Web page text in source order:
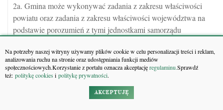
Na potrzeby naszej witryny używamy plików cookie w celu personalizacji treści i reklam,
analizowania ruchu na stronie oraz udostępniania funkcji mediów
społecznościowych.Korzystanie z portalu oznacza akceptacjęregulaminu.Sprawdź
też: politykę cookiesi politykę prywatności.
AKCEPTUJĘ
2a. Gmina może wykonywać zadania z zakresu właściwości
powiatu oraz zadania z zakresu właściwości województwa na
podstawie porozumień z tymi jednostkami samorządu
2b. Spory majątkowe wynikłe z porozumień, o których mowa w
ust. 2 i 2a oraz wart.74porozumienia międzygminne,
rozpatruje sąd powszechny.
3. Gmina otrzymuje środki finansowe w wysokości koniecznej
do wykonania zadań, o których mowa w ust. 1, 2 i 2a.